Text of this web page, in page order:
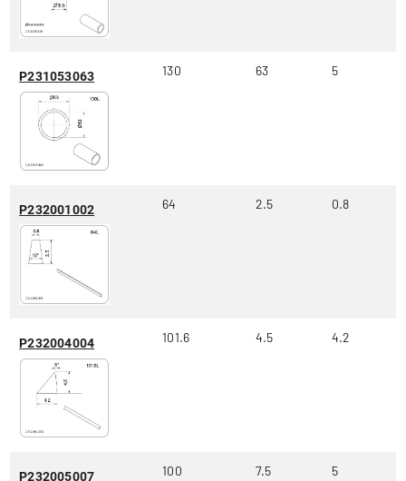
P231053063 130 63 5
P232001002 64 2.5 0.8
P232004004 101.6 4.5 4.2
P232005007 100 7.5 5